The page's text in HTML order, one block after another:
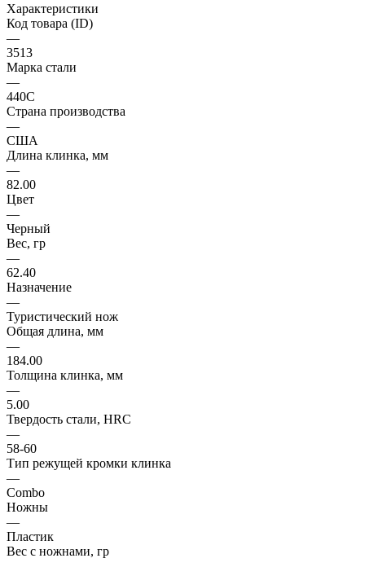
Характеристики
Код товара (ID)
—
3513
Марка стали
—
440С
Страна производства
—
США
Длина клинка, мм
—
82.00
Цвет
—
Черный
Вес, гр
—
62.40
Назначение
—
Туристический нож
Общая длина, мм
—
184.00
Толщина клинка, мм
—
5.00
Твердость стали, HRC
—
58-60
Тип режущей кромки клинка
—
Combo
Ножны
—
Пластик
Вес с ножнами, гр